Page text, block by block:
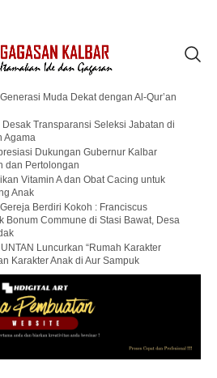
Muda Dekat dengan Al-Qur’an
Transparansi Seleksi Jabatan di
Agama
Dukungan Gubernur Kalbar
dan Pertolongan
Vitamin A dan Obat Cacing untuk
Anak
Berdiri Kokoh : Franciscus
Bonum Commune di Stasi Bawat, Desa
Luncurkan “Rumah Karakter
Karakter Anak di Aur Sampuk